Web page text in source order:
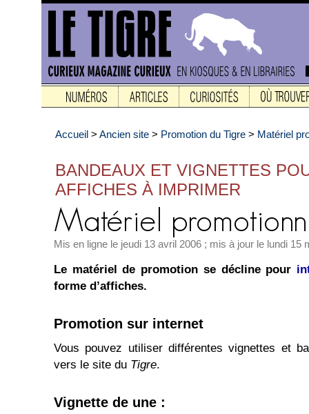
Accueil > Ancien site > Promotion du Tigre > Matériel
BANDEAUX ET VIGNETTES
AFFICHES À IMPRIMER
Mis en ligne le jeudi 13 avril 2006 ; mis à jour le lundi 15
Le matériel de promotion se décline pour
forme d’affiches.
Promotion sur internet
Vous pouvez utiliser différentes vignettes et
vers le site du Tigre.
Vignette de une :